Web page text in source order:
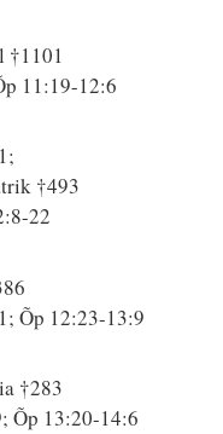
11:19-12:6
†493
22
Õp 12:23-13:9
†283
Õp 13:20-14:6